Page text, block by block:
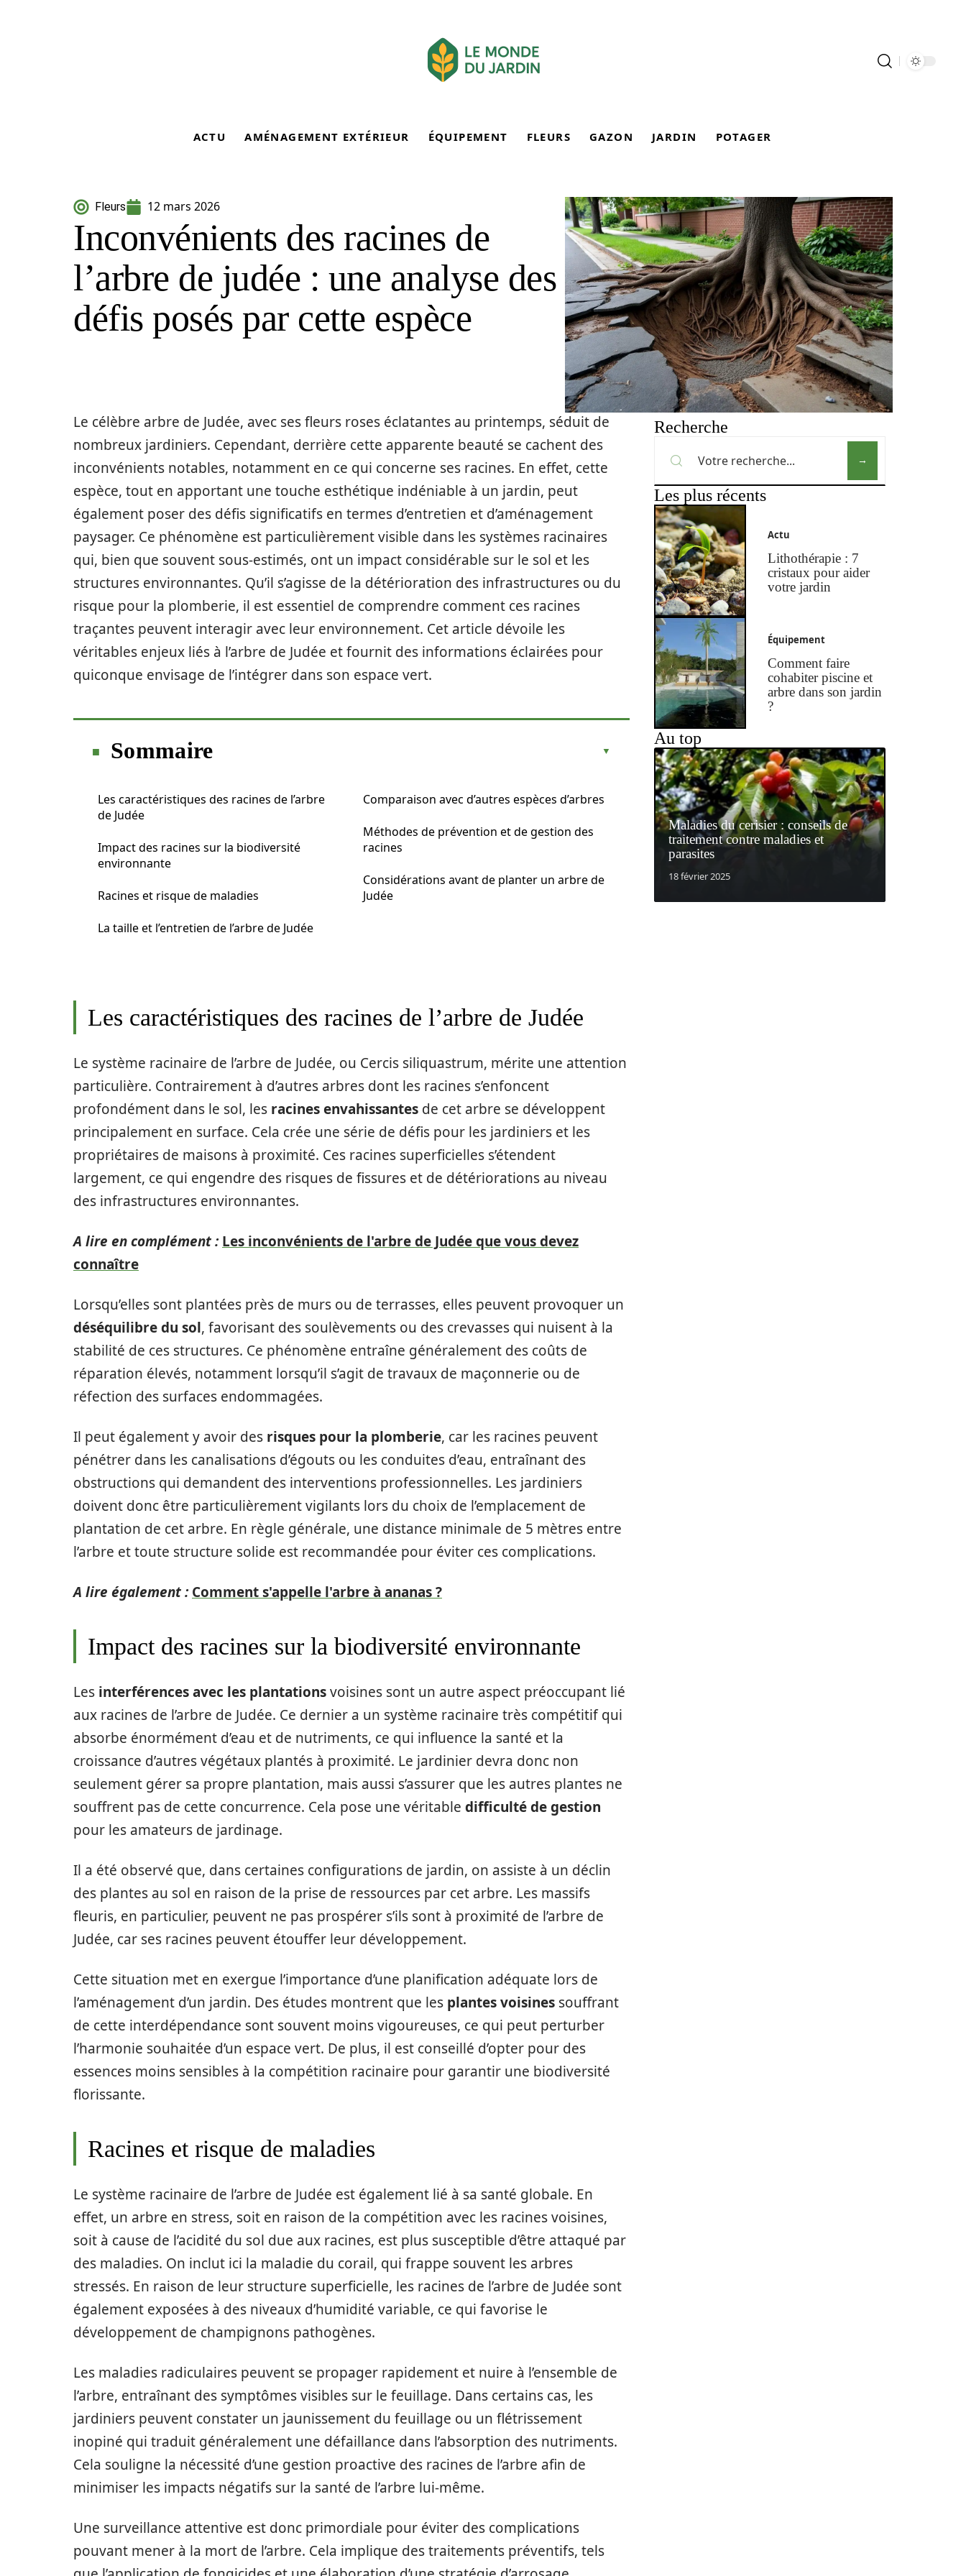
ACTU AMÉNAGEMENT EXTÉRIEUR ÉQUIPEMENT FLEURS GAZON JARDIN POTAGER
Fleurs 12 mars 2026
Inconvénients des racines de
l’arbre de judée : une analyse des
défis posés par cette espèce
Le célèbre arbre de Judée, avec ses fleurs roses éclatantes au printemps, séduit de
nombreux jardiniers. Cependant, derrière cette apparente beauté se cachent des
inconvénients notables, notamment en ce qui concerne ses racines. En effet, cette
espèce, tout en apportant une touche esthétique indéniable à un jardin, peut
également poser des défis significatifs en termes d’entretien et d’aménagement
paysager. Ce phénomène est particulièrement visible dans les systèmes racinaires
qui, bien que souvent sous-estimés, ont un impact considérable sur le sol et les
structures environnantes. Qu’il s’agisse de la détérioration des infrastructures ou du
risque pour la plomberie, il est essentiel de comprendre comment ces racines
traçantes peuvent interagir avec leur environnement. Cet article dévoile les
véritables enjeux liés à l’arbre de Judée et fournit des informations éclairées pour
quiconque envisage de l’intégrer dans son espace vert.
Sommaire
Les caractéristiques des racines de l’arbre
de Judée
Impact des racines sur la biodiversité
environnante
Racines et risque de maladies
La taille et l’entretien de l’arbre de Judée
Comparaison avec d’autres espèces d’arbres
Méthodes de prévention et de gestion des
racines
Considérations avant de planter un arbre de
Judée
Les caractéristiques des racines de l’arbre de Judée
Le système racinaire de l’arbre de Judée, ou Cercis siliquastrum, mérite une attention
particulière. Contrairement à d’autres arbres dont les racines s’enfoncent
profondément dans le sol, les racines envahissantes de cet arbre se développent
principalement en surface. Cela crée une série de défis pour les jardiniers et les
propriétaires de maisons à proximité. Ces racines superficielles s’étendent
largement, ce qui engendre des risques de fissures et de détériorations au niveau
des infrastructures environnantes.
A lire en complément : Les inconvénients de l'arbre de Judée que vous devez
connaître
Lorsqu’elles sont plantées près de murs ou de terrasses, elles peuvent provoquer un
déséquilibre du sol, favorisant des soulèvements ou des crevasses qui nuisent à la
stabilité de ces structures. Ce phénomène entraîne généralement des coûts de
réparation élevés, notamment lorsqu’il s’agit de travaux de maçonnerie ou de
réfection des surfaces endommagées.
Il peut également y avoir des risques pour la plomberie, car les racines peuvent
pénétrer dans les canalisations d’égouts ou les conduites d’eau, entraînant des
obstructions qui demandent des interventions professionnelles. Les jardiniers
doivent donc être particulièrement vigilants lors du choix de l’emplacement de
plantation de cet arbre. En règle générale, une distance minimale de 5 mètres entre
l’arbre et toute structure solide est recommandée pour éviter ces complications.
A lire également : Comment s'appelle l'arbre à ananas ?
Impact des racines sur la biodiversité environnante
Les interférences avec les plantationsvoisines sont un autre aspect préoccupant lié
aux racines de l’arbre de Judée. Ce dernier a un système racinaire très compétitif qui
absorbe énormément d’eau et de nutriments, ce qui influence la santé et la
croissance d’autres végétaux plantés à proximité. Le jardinier devra donc non
seulement gérer sa propre plantation, mais aussi s’assurer que les autres plantes ne
souffrent pas de cette concurrence. Cela pose une véritable difficulté de gestion
pour les amateurs de jardinage.
Il a été observé que, dans certaines configurations de jardin, on assiste à un déclin
des plantes au sol en raison de la prise de ressources par cet arbre. Les massifs
fleuris, en particulier, peuvent ne pas prospérer s’ils sont à proximité de l’arbre de
Judée, car ses racines peuvent étouffer leur développement.
Cette situation met en exergue l’importance d’une planification adéquate lors de
l’aménagement d’un jardin. Des études montrent que les plantes voisines souffrant
de cette interdépendance sont souvent moins vigoureuses, ce qui peut perturber
l’harmonie souhaitée d’un espace vert. De plus, il est conseillé d’opter pour des
essences moins sensibles à la compétition racinaire pour garantir une biodiversité
florissante.
Racines et risque de maladies
Le système racinaire de l’arbre de Judée est également lié à sa santé globale. En
effet, un arbre en stress, soit en raison de la compétition avec les racines voisines,
soit à cause de l’acidité du sol due aux racines, est plus susceptible d’être attaqué par
des maladies. On inclut ici la maladie du corail, qui frappe souvent les arbres
stressés. En raison de leur structure superficielle, les racines de l’arbre de Judée sont
également exposées à des niveaux d’humidité variable, ce qui favorise le
développement de champignons pathogènes.
Les maladies radiculaires peuvent se propager rapidement et nuire à l’ensemble de
l’arbre, entraînant des symptômes visibles sur le feuillage. Dans certains cas, les
jardiniers peuvent constater un jaunissement du feuillage ou un flétrissement
inopiné qui traduit généralement une défaillance dans l’absorption des nutriments.
Cela souligne la nécessité d’une gestion proactive des racines de l’arbre afin de
minimiser les impacts négatifs sur la santé de l’arbre lui-même.
Une surveillance attentive est donc primordiale pour éviter des complications
pouvant mener à la mort de l’arbre. Cela implique des traitements préventifs, tels
Recherche
Les plus récents
Actu
Lithothérapie : 7
cristaux pour aider
votre jardin
Équipement
Comment faire
cohabiter piscine et
arbre dans son jardin
?
Au top
Maladies du cerisier : conseils de
traitement contre maladies et
parasites
18 février 2025